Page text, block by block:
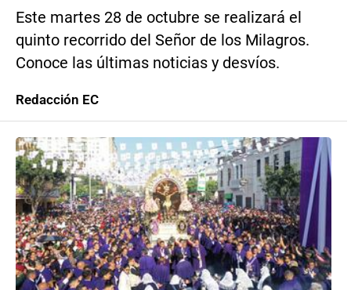
Este martes 28 de octubre se realizará el
quinto recorrido del Señor de los Milagros.
Conoce las últimas noticias y desvíos.
Redacción EC